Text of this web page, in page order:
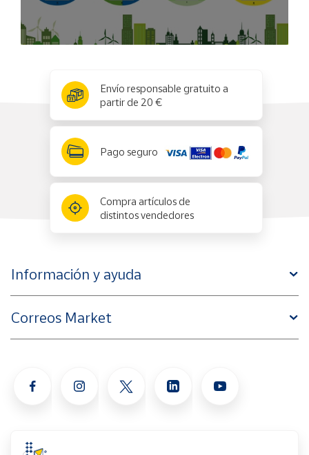
Envío responsable gratuito a
partir de 20 €
Pago seguro
Compra artículos de
distintos vendedores
Información y ayuda
Correos Market